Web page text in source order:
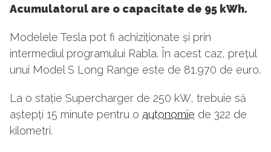
Acumulatorul are o capacitate de 95 kWh.
Modelele Tesla pot fi achiziționate și prin
intermediul programului Rabla. În acest caz, prețul
unui Model S Long Range este de 81.970 de euro.
La o stație Supercharger de 250 kW, trebuie să
aștepți 15 minute pentru o autonomie de 322 de
kilometri.